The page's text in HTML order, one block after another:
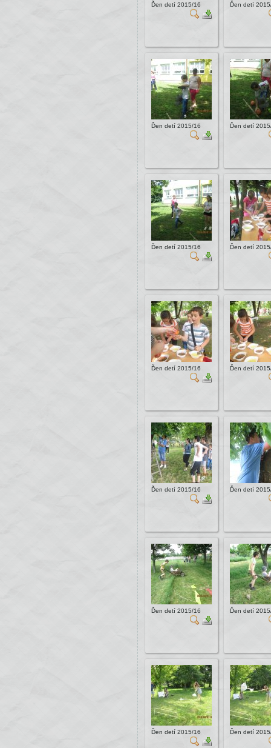
Ďen detí 2015/16 Ďen detí
Ďen detí 2015/16 Ďen detí
Ďen detí 2015/16 Ďen detí
Ďen detí 2015/16 Ďen detí
Ďen detí 2015/16 Ďen detí
Ďen detí 2015/16 Ďen detí
Ďen detí 2015/16 Ďen detí